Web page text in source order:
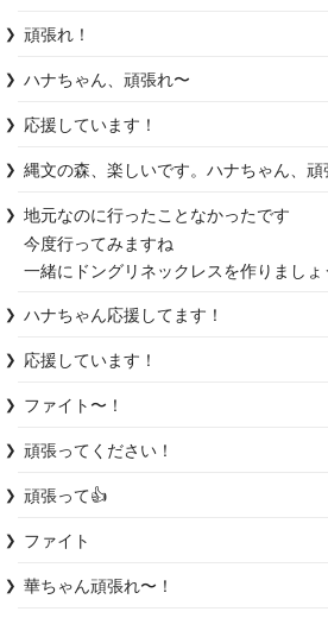
頑張れ！
ハナちゃん、頑張れ〜
応援しています！
縄文の森、楽しいです。ハナちゃん、頑
地元なのに行ったことなかったです
今度行ってみますね
一緒にドングリネックレスを作りましょ
ハナちゃん応援してます！
応援しています！
ファイト〜！
頑張ってください！
頑張って👍
ファイト
華ちゃん頑張れ〜！